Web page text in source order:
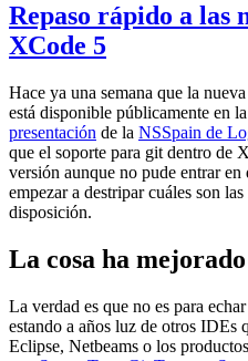
Repaso rápido a las
XCode 5
Hace ya una semana que la
está disponible públicamente en
presentación de la NSSpain de
que el soporte para git dentro de
versión aunque no pude entrar
empezar a destripar cuáles son
disposición.
La cosa ha
La verdad es que no es para
estando a años luz de otros IDEs
Eclipse, Netbeams o los